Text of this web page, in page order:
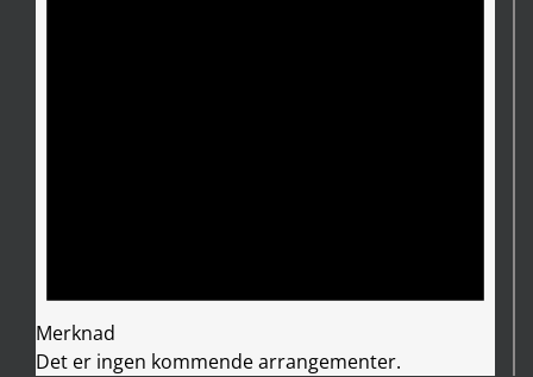
Merknad
Det er ingen kommende arrangementer.